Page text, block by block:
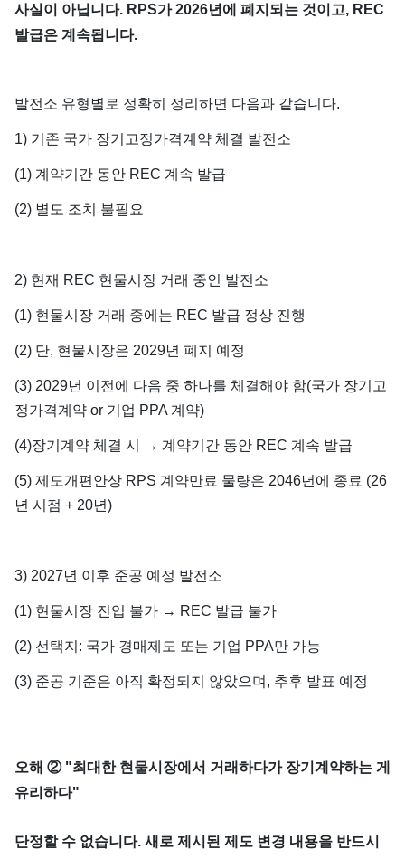
사실이 아닙니다. RPS가 2026년에 폐지되는 것이고, REC
발급은 계속됩니다.
발전소 유형별로 정확히 정리하면 다음과 같습니다.
1) 기존 국가 장기고정가격계약 체결 발전소
(1) 계약기간 동안 REC 계속 발급
(2) 별도 조치 불필요
2) 현재 REC 현물시장 거래 중인 발전소
(1) 현물시장 거래 중에는 REC 발급 정상 진행
(2) 단, 현물시장은 2029년 폐지 예정
(3) 2029년 이전에 다음 중 하나를 체결해야 함(국가 장기고
정가격계약 or 기업 PPA 계약)
(4)장기계약 체결 시 → 계약기간 동안 REC 계속 발급
(5) 제도개편안상 RPS 계약만료 물량은 2046년에 종료 (26
년 시점 + 20년)
3) 2027년 이후 준공 예정 발전소
(1) 현물시장 진입 불가 → REC 발급 불가
(2) 선택지: 국가 경매제도 또는 기업 PPA만 가능
(3) 준공 기준은 아직 확정되지 않았으며, 추후 발표 예정
오해 ② "최대한 현물시장에서 거래하다가 장기계약하는 게
유리하다"
단정할 수 없습니다. 새로 제시된 제도 변경 내용을 반드시